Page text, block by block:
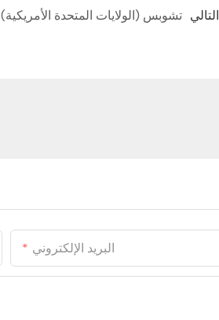
تشوبس (الولايات المتحدة الأمريكية) التالي
البريد الإلكتروني